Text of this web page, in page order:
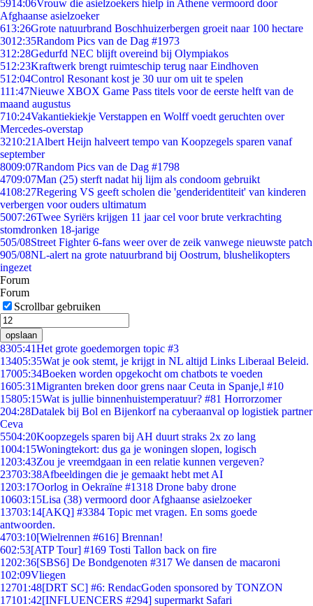
5914:06Vrouw die asielzoekers hielp in Athene vermoord door
Afghaanse asielzoeker
613:26Grote natuurbrand Boschhuizerbergen groeit naar 100 hectare
3012:35Random Pics van de Dag #1973
312:28Gedurfd NEC blijft overeind bij Olympiakos
512:23Kraftwerk brengt ruimteschip terug naar Eindhoven
512:04Control Resonant kost je 30 uur om uit te spelen
111:47Nieuwe XBOX Game Pass titels voor de eerste helft van de
maand augustus
710:24Vakantiekiekje Verstappen en Wolff voedt geruchten over
Mercedes-overstap
3210:21 Albert Heijn halveert tempo van Koopzegels sparen vanaf
september
8009:07Random Pics van de Dag #1798
4709:07Man (25) sterft nadat hij lijm als condoom gebruikt
4108:27Regering VS geeft scholen die 'genderidentiteit' van kinderen
verbergen voor ouders ultimatum
5007:26Twee Syriërs krijgen 11 jaar cel voor brute verkrachting
stomdronken 18-jarige
505/08Street Fighter 6-fans weer over de zeik vanwege nieuwste patch
905/08NL-alert na grote natuurbrand bij Oostrum, blushelikopters
ingezet
Forum
Forum
Scrollbar gebruiken
opslaan
8305:41Het grote goedemorgen topic #3
13405:35Wat je ook stemt, je krijgt in NL altijd Links Liberaal Beleid.
17005:34Boeken worden opgekocht om chatbots te voeden
1605:31Migranten breken door grens naar Ceuta in Spanje,l #10
15805:15Wat is jullie binnenhuistemperatuur? #81 Horrorzomer
204:28Datalek bij Bol en Bijenkorf na cyberaanval op logistiek partner
Ceva
5504:20Koopzegels sparen bij AH duurt straks 2x zo lang
1004:15Woningtekort: dus ga je woningen slopen, logisch
1203:43Zou je vreemdgaan in een relatie kunnen vergeven?
23703:38Afbeeldingen die je gemaakt hebt met AI
1203:17Oorlog in Oekraïne #1318 Drone baby drone
10603:15Lisa (38) vermoord door Afghaanse asielzoeker
13703:14[AKQ] #3384 Topic met vragen. En soms goede
antwoorden.
4703:10[Wielrennen #616] Brennan!
602:53[ATP Tour] #169 Tosti Tallon back on fire
1202:36[SBS6] De Bondgenoten #317 We dansen de macaroni
102:09Vliegen
12701:48[DRT SC] #6: RendacGoden sponsored by TONZON
17101:42[INFLUENCERS #294] supermarkt Safari